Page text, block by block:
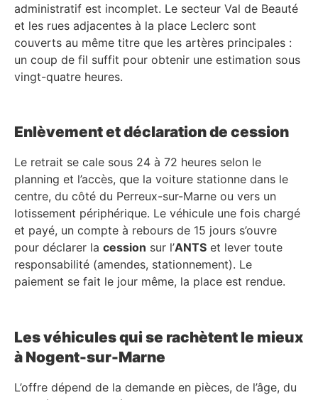
administratif est incomplet. Le secteur Val de Beauté
et les rues adjacentes à la place Leclerc sont
couverts au même titre que les artères principales :
un coup de fil suffit pour obtenir une estimation sous
vingt-quatre heures.
Enlèvement et déclaration de cession
Le retrait se cale sous 24 à 72 heures selon le
planning et l’accès, que la voiture stationne dans le
centre, du côté du Perreux-sur-Marne ou vers un
lotissement périphérique. Le véhicule une fois chargé
et payé, un compte à rebours de 15 jours s’ouvre
pour déclarer la cession sur l’ANTS et lever toute
responsabilité (amendes, stationnement). Le
paiement se fait le jour même, la place est rendue.
Les véhicules qui se rachètent le mieux
à Nogent-sur-Marne
L’offre dépend de la demande en pièces, de l’âge, du